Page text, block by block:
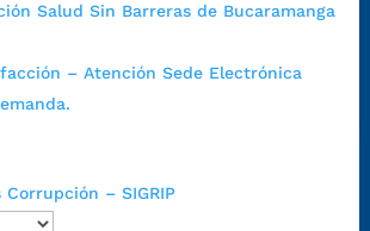
Salud Sin Barreras de Bucaramanga
– Atención Sede Electrónica
– SIGRIP